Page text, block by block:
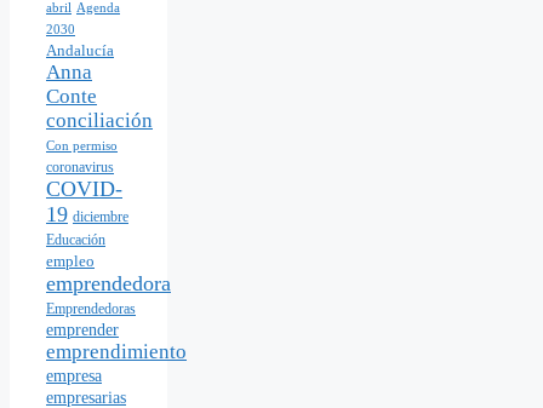
abril Agenda
2030
Andalucía
Anna
Conte
conciliación
Con permiso
coronavirus
COVID-
19 diciembre
Educación
empleo
emprendedora
Emprendedoras
emprender
emprendimiento
empresa
empresarias